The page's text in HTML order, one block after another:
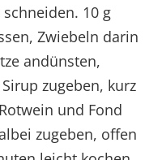
10 g
Zwiebeln darin
andünsten,
zugeben, kurz
und Fond
zugeben, offen